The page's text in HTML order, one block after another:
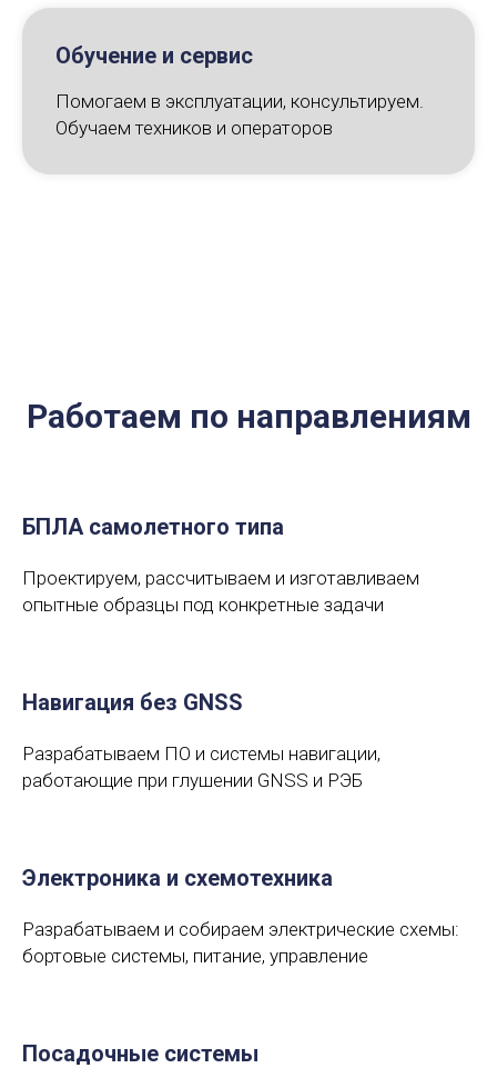
Обучение и сервис
Помогаем в эксплуатации, консультируем.
Обучаем техников и операторов
Работаем по направлениям
БПЛА самолетного типа
Проектируем, рассчитываем и изготавливаем
опытные образцы под конкретные задачи
Навигация без GNSS
Разрабатываем ПО и системы навигации,
работающие при глушении GNSS и РЭБ
Электроника и схемотехника
Разрабатываем и собираем электрические схемы:
бортовые системы, питание, управление
Посадочные системы